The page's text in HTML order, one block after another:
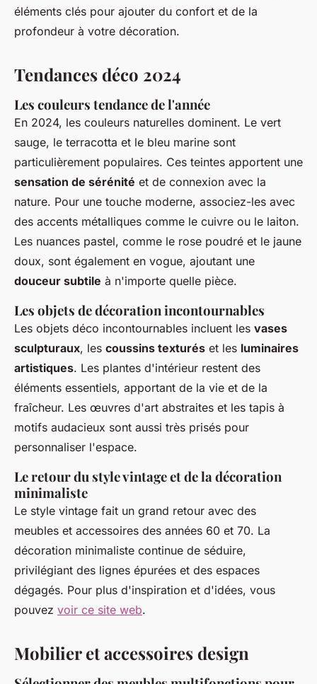
éléments clés pour ajouter du confort et de la
profondeur à votre décoration.
Tendances déco 2024
Les couleurs tendance de l'année
En 2024, les couleurs naturelles dominent. Le vert
sauge, le terracotta et le bleu marine sont
particulièrement populaires. Ces teintes apportent une
sensation de sérénité et de connexion avec la
nature. Pour une touche moderne, associez-les avec
des accents métalliques comme le cuivre ou le laiton.
Les nuances pastel, comme le rose poudré et le jaune
doux, sont également en vogue, ajoutant une
douceur subtile à n'importe quelle pièce.
Les objets de décoration incontournables
Les objets déco incontournables incluent les vases
sculpturaux, les coussins texturés et les luminaires
artistiques. Les plantes d'intérieur restent des
éléments essentiels, apportant de la vie et de la
fraîcheur. Les œuvres d'art abstraites et les tapis à
motifs audacieux sont aussi très prisés pour
personnaliser l'espace.
Le retour du style vintage et de la décoration
minimaliste
Le style vintage fait un grand retour avec des
meubles et accessoires des années 60 et 70. La
décoration minimaliste continue de séduire,
privilégiant des lignes épurées et des espaces
dégagés. Pour plus d'inspiration et d'idées, vous
pouvez voir ce site web.
Mobilier et accessoires design